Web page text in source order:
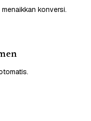
konversi.